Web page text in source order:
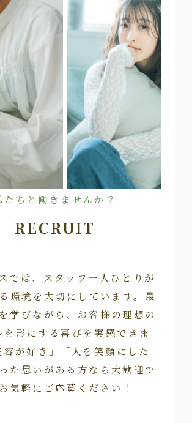
たちと働きませんか？
RECRUIT
では、スタッフ一人ひとりが
環境を大切にしています。最
学びながら、お客様の理想の
を形にする喜びを実感できま
容が好き」「人を笑顔にした
た思いがある方なら大歓迎で
気軽にご応募ください！